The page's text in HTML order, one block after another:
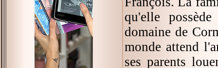
qu'elle
domaine de
monde attend
ses parents